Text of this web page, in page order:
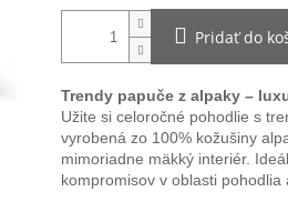
Pridať do
Trendy papuče z alpaky –
Užite si celoročné pohodlie s
vyrobená zo 100% kožušiny
mimoriadne mäkký interiér.
kompromisov v oblasti pohodlia